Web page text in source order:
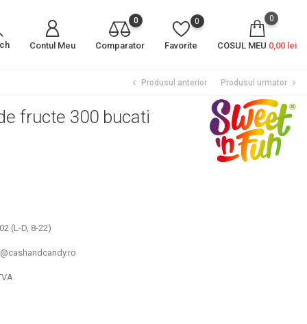
Contul Meu
0
Comparator
0
Favorite
0
COSUL MEU 0,00 lei
chevron_left Produsul anterior Produsul urmator chevron_right
fructe 300 bucati
(L-D, 8-22)